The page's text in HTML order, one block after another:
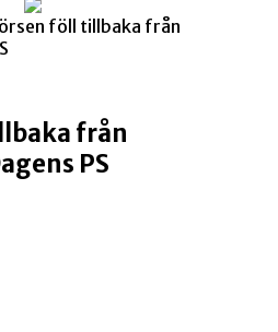
föll tillbaka från
från
PS